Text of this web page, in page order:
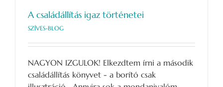
A családállítás igaz történetei
SZÍVES-BLOG
NAGYON IZGULOK! Elkezdtem írni a második
családállítás könyvet - a borító csak